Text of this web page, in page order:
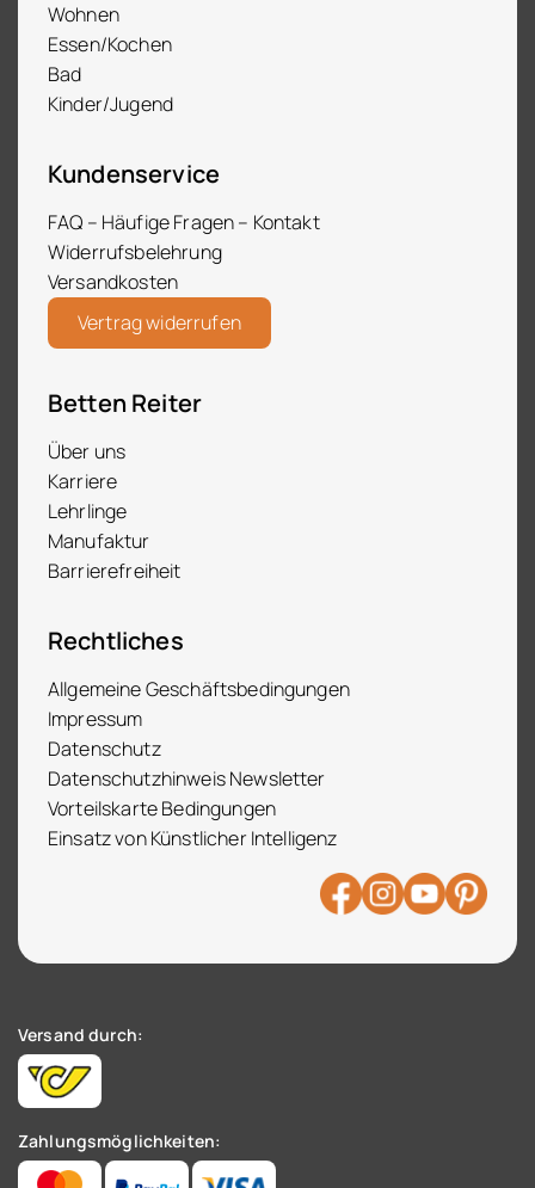
Wohnen
Essen/Kochen
Bad
Kinder/Jugend
Kundenservice
FAQ – Häufige Fragen – Kontakt
Widerrufsbelehrung
Versandkosten
Vertrag widerrufen
Betten Reiter
Über uns
Karriere
Lehrlinge
Manufaktur
Barrierefreiheit
Rechtliches
Allgemeine Geschäftsbedingungen
Impressum
Datenschutz
Datenschutzhinweis Newsletter
Vorteilskarte Bedingungen
Einsatz von Künstlicher Intelligenz
Versand durch:
Zahlungsmöglichkeiten: